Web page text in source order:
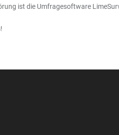
ist die Umfragesoftware